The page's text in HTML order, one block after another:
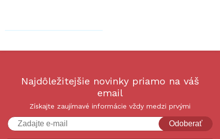
Najdôležitejšie novinky priamo na váš
email
Získajte zaujímavé informácie vždy medzi prvými
Odoberať